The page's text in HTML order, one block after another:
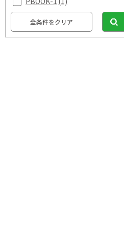
全条件をクリア